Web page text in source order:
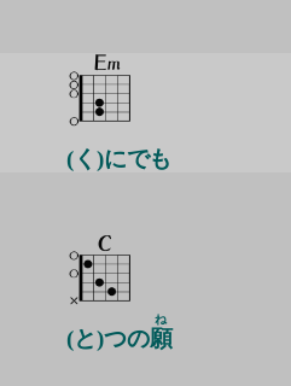
(く)にでも
(と)つの願
ね